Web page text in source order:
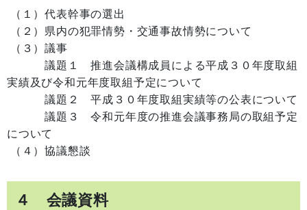
（１）代表幹事の選出
（２）県内の犯罪情勢・交通事故情勢について
（３）議事
議題１ 推進会議構成員による平成３０年度取組
実績及び令和元年度取組予定について
議題２ 平成３０年度取組実績等の公表について
議題３ 令和元年度の推進会議事務局の取組予定
について
（４）協議懇談
４ 会議資料